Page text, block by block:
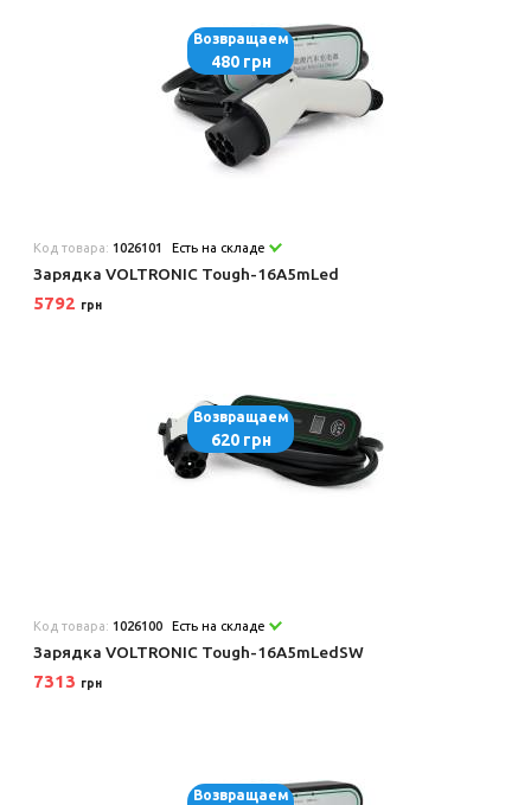
Возвращаем
480 грн
Код товара: 1026101 Есть на складе
Зарядка VOLTRONIC Tough-16A5mLed
5792 грн
Возвращаем
620 грн
Код товара: 1026100 Есть на складе
Зарядка VOLTRONIC Tough-16A5mLedSW
7313 грн
Возвращаем